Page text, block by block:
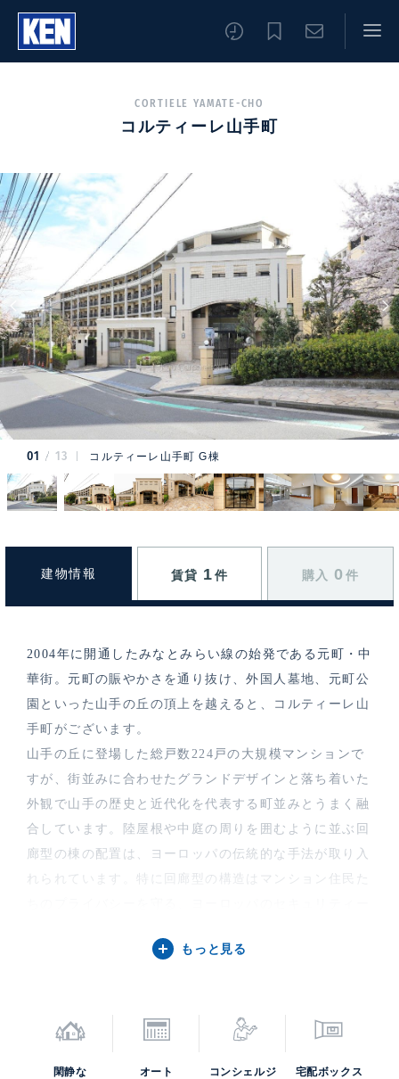
CORTIELE YAMATE-CHO
コルティーレ山手町
01 13 コルティーレ山手町 G棟
建物情報 賃貸 1 件 購入 0 件
2004年に開通したみなとみらい線の始発である元町・中
華街。元町の賑やかさを通り抜け、外国人墓地、元町公
園といった山手の丘の頂上を越えると、コルティーレ山
手町がございます。
山手の丘に登場した総戸数224戸の大規模マンションで
すが、街並みに合わせたグランドデザインと落ち着いた
外観で山手の歴史と近代化を代表する町並みとうまく融
合しています。陸屋根や中庭の周りを囲むように並ぶ回
廊型の棟の配置は、ヨーロッパの伝統的な手法が取り入
れられています。特に回廊型の構造はマンション住民た
け即した、あえて整列させない自然な配置も特徴的で
観光地でありながら、優雅な生活を約束された閑静な住
宅街であるので、あなたの生活が人々の憧れになるかも
もっと見る
閑静な
オート
コンシェルジ
宅配ボックス